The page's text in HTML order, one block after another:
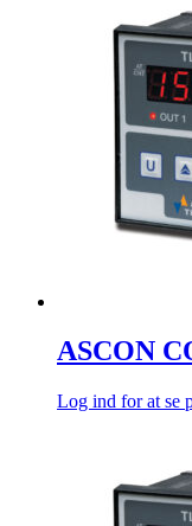
ASCON
Log ind for at se